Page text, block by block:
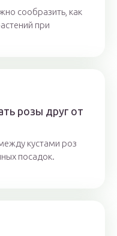
сообразить, как
при
розы друг от
кустами роз
посадок.